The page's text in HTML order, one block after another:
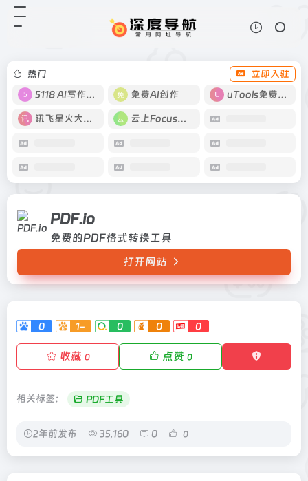
热门
立即入驻
5118 AI写作工具
免费AI创作 uTools免费工具箱
讯飞星火大模型 云上Focus接码
PDF.io
免费的PDF格式转换工具
打开网站
0 1- 0 0 0
收藏 0 点赞 0
相关标签： PDF工具
2年前发布 35,160 0 0